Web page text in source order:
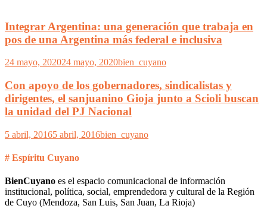
Integrar Argentina: una generación que trabaja en
pos de una Argentina más federal e inclusiva
24 mayo, 202024 mayo, 2020bien_cuyano
Con apoyo de los gobernadores, sindicalistas y
dirigentes, el sanjuanino Gioja junto a Scioli buscan
la unidad del PJ Nacional
5 abril, 20165 abril, 2016bien_cuyano
# Espíritu Cuyano
BienCuyano es el espacio comunicacional de información
institucional, política, social, emprendedora y cultural de la Región
de Cuyo (Mendoza, San Luis, San Juan, La Rioja)